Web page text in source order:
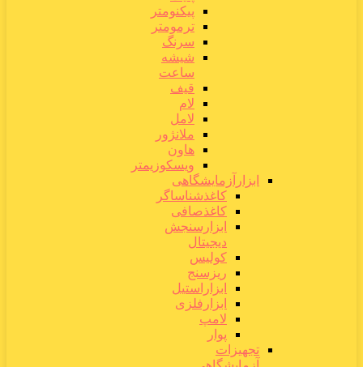
پیکنومتر
ترمومتر
سرنگ
شیشه
ساعت
قیف
لام
لامل
ملانژور
هاون
ویسکوزیمتر
ابزارآزمایشگاهی
کاغذشناساگر
کاغذصافی
ابزارسنجش
دیجیتال
کولیس
ریزسنج
ابزاراستیل
ابزارفلزی
لامپ
پوار
تجهیزات